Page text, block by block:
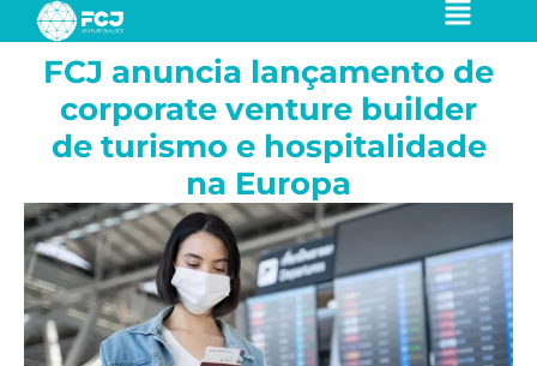
para
FCJ anuncia lançamento de
corporate venture builder
de turismo e hospitalidade
na Europa